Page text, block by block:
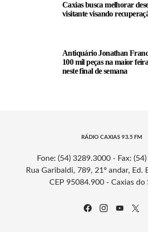
Caxias busca melhorar
visitante visando
Antiquário Jonathan
100 mil peças na maior
neste final de semana
RÁDIO CAXIAS 93.5 FM
Fone: (54) 3289.3000 - Fax:
Rua Garibaldi, 789, 21º andar, Ed.
CEP 95084.900 - Caxias do